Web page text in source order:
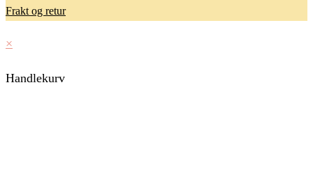
Frakt og retur
×
Handlekurv